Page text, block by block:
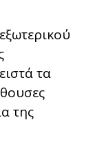
τα
της